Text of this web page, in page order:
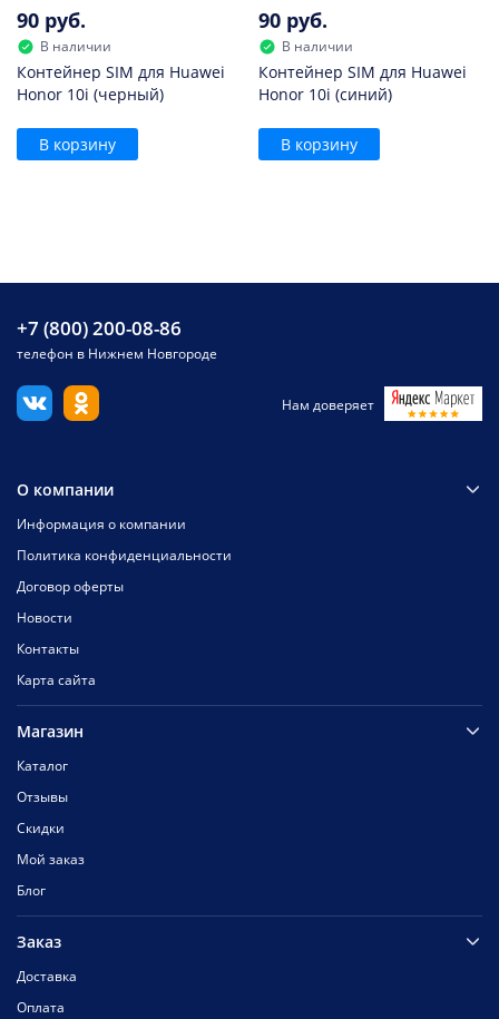
90 руб.
В наличии
Контейнер SIM для Huawei
Honor 10i (черный)
В корзину
90 руб.
В наличии
Контейнер SIM для Huawei
Honor 10i (синий)
В корзину
+7 (800) 200-08-86
телефон в Нижнем Новгороде
Нам доверяет
О компании
Информация о компании
Политика конфиденциальности
Договор оферты
Новости
Контакты
Карта сайта
Магазин
Каталог
Отзывы
Скидки
Мой заказ
Блог
Заказ
Доставка
Оплата